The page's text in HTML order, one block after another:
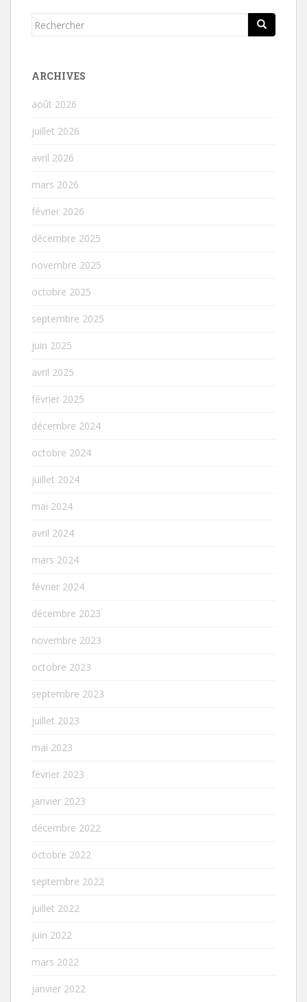
Rechercher...
ARCHIVES
août 2026
juillet 2026
avril 2026
mars 2026
février 2026
décembre 2025
novembre 2025
octobre 2025
septembre 2025
juin 2025
avril 2025
février 2025
décembre 2024
octobre 2024
juillet 2024
mai 2024
avril 2024
mars 2024
février 2024
décembre 2023
novembre 2023
octobre 2023
septembre 2023
juillet 2023
mai 2023
février 2023
janvier 2023
décembre 2022
octobre 2022
septembre 2022
juillet 2022
juin 2022
mars 2022
janvier 2022